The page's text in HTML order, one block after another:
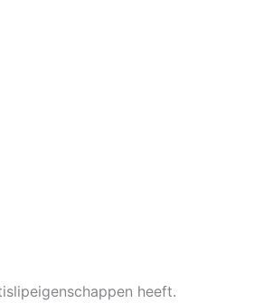
heeft.